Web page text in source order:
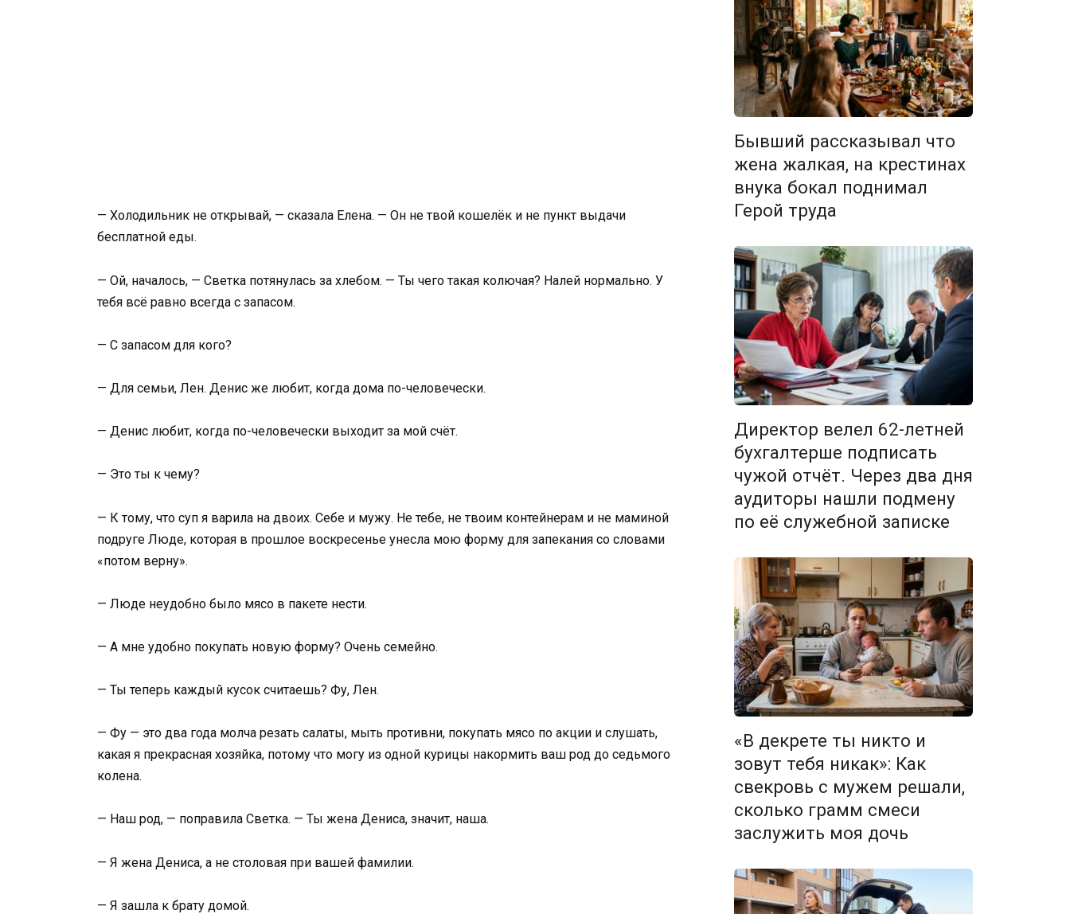
— Холодильник не открывай, — сказала Елена. — Он не твой кошелёк и не пункт выдачи
бесплатной еды.
— Ой, началось, — Светка потянулась за хлебом. — Ты чего такая колючая? Налей нормально. У
тебя всё равно всегда с запасом.
— С запасом для кого?
— Для семьи, Лен. Денис же любит, когда дома по-человечески.
— Денис любит, когда по-человечески выходит за мой счёт.
— Это ты к чему?
— К тому, что суп я варила на двоих. Себе и мужу. Не тебе, не твоим контейнерам и не маминой
подруге Люде, которая в прошлое воскресенье унесла мою форму для запекания со словами
«потом верну».
— Люде неудобно было мясо в пакете нести.
— А мне удобно покупать новую форму? Очень семейно.
— Ты теперь каждый кусок считаешь? Фу, Лен.
— Фу — это два года молча резать салаты, мыть противни, покупать мясо по акции и слушать,
какая я прекрасная хозяйка, потому что могу из одной курицы накормить ваш род до седьмого
колена.
— Наш род, — поправила Светка. — Ты жена Дениса, значит, наша.
— Я жена Дениса, а не столовая при вашей фамилии.
— Я зашла к брату домой.
Бывший рассказывал что
жена жалкая, на крестинах
внука бокал поднимал
Герой труда
Директор велел 62-летней
бухгалтерше подписать
чужой отчёт. Через два дня
аудиторы нашли подмену
по её служебной записке
«В декрете ты никто и
зовут тебя никак»: Как
свекровь с мужем решали,
сколько грамм смеси
заслужить моя дочь